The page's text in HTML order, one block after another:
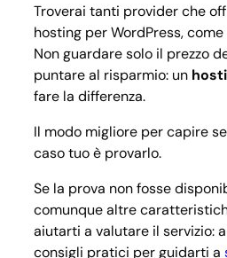
Troverai tanti provider che
hosting per WordPress,
Non guardare solo il prezzo
puntare al risparmio: un
fare la differenza.
Il modo migliore per capire
caso tuo è provarlo.
Se la prova non fosse
comunque altre
aiutarti a valutare il servizio:
consigli pratici per guidarti a